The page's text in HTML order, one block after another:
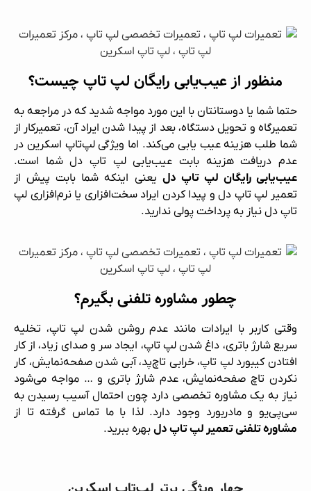
منظور از عیب‌یابی رایگان لپ‌ تاپ چیست؟
حتما شما یا دوستانتان با این مورد مواجه شدید که در مراجعه به
تعمیرگاه و تحویل دستگاه، بعد از پیدا شدن ایراد آن، تعمیرکار از
شما طلب هزینه عیب‌ یابی می‌کند. اما ویژگی لپ‌تاپ اسکرین در
عدم دریافت هزینه‌ بابت عیب‌یابی لپ‌ تاپ دل شما است.
عیب‌یابی رایگان لپ‌ تاپ دل یعنی اینکه شما بابت پیش از
تعمیر لپ تاپ دل و پیدا کردن ایراد سخت‌افزاری یا نرم‌افزاری لپ‌
تاپ دل نیاز به پرداخت پولی ندارید.
چطور مشاوره تلفنی بگیرم؟
وقتی کاربر با ایرادات مانند عدم روشن شدن لپ‌ تاپ، تخلیه
سریع شارژ باتری، داغ شدن لپ‌ تاپ، ایجاد سر و صدای زیاد، از کار
افتادن کیبورد لپ‌ تاپ، خرابی تاچ‌پد، آبی شدن صفحه‌نمایش، کار
نکردن تاچ صفحه‌نمایش، عدم شارژ باتری و … مواجه می‌شود
نیاز به یک مشاوره تخصصی دارد چون احتمال آسیب رسیدن به
سی‌پی‌یو و مادربورد وجود دارد. لذا با ما تماس گرفته تا از
مشاوره تلفنی تعمیر لپ‌ تاپ دل بهره ببرید.